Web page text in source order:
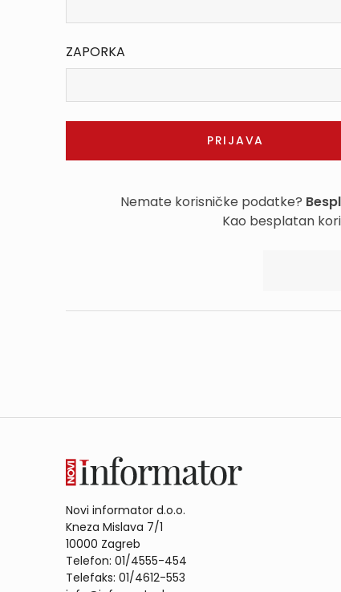
ZAPORKA
Nemate korisničke podatke?
Kao besplatan
Novi informator d.o.o.
Kneza Mislava 7/1
10000 Zagreb
Telefon: 01/4555-454
Telefaks: 01/4612-553